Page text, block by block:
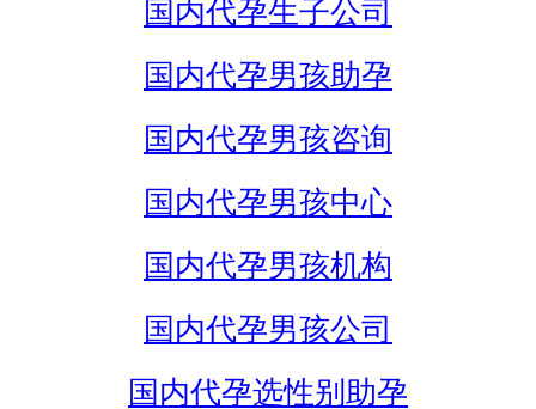
国内代孕生子公司
国内代孕男孩助孕
国内代孕男孩咨询
国内代孕男孩中心
国内代孕男孩机构
国内代孕男孩公司
国内代孕选性别助孕